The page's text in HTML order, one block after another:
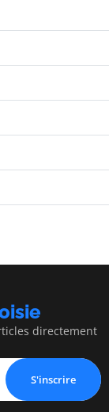
directement
S'inscrire